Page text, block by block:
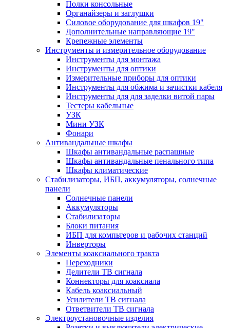
Полки консольные
Органайзеры и заглушки
Силовое оборудование для шкафов 19"
Дополнительные направляющие 19"
Крепежные элементы
Инструменты и измерительное оборудование
Инструменты для монтажа
Инструменты для оптики
Измерительные приборы для оптики
Инструменты для обжима и зачистки кабеля
Инструменты для для заделки витой пары
Тестеры кабельные
УЗК
Мини УЗК
Фонари
Антивандальные шкафы
Шкафы антивандальные распашные
Шкафы антивандальные пенального типа
Шкафы климатические
Стабилизаторы, ИБП, аккумуляторы, солнечные
панели
Солнечные панели
Аккумуляторы
Стабилизаторы
Блоки питания
ИБП для компьтеров и рабочих станций
Инверторы
Элементы коаксиального тракта
Переходники
Делители ТВ сигнала
Коннекторы для коаксиала
Кабель коаксиальный
Усилители ТВ сигнала
Ответвители ТВ сигнала
Электроустановочные изделия